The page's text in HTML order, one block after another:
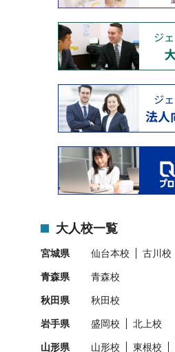
大人校一覧
宮城県 仙台本校 古川校
青森県 青森校
秋田県 秋田校
岩手県 盛岡校 北上校
山形県 山形校 東根校